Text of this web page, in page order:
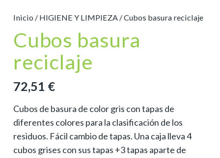
Inicio / HIGIENE Y LIMPIEZA / Cubos basura reciclaje
Cubos basura
reciclaje
72,51 €
Cubos de basura de color gris con tapas de
diferentes colores para la clasificación de los
residuos. Fácil cambio de tapas. Una caja lleva 4
cubos grises con sus tapas +3 tapas aparte de